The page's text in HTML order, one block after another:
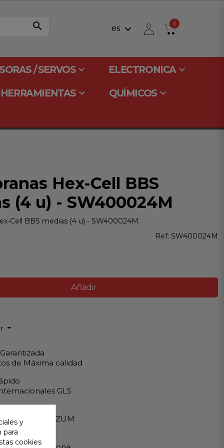
search es keyboard_arrow_down 0
/ SERVOSkeyboard_arrow_down ELECTRONICAkeyboard_arrow_down
HERRAMIENTAS keyboard_arrow_down QUÍMICOSkeyboard_arrow_down
Hex-Cell BBS
(4 u) - SW400024M
Cell BBS medias (4 u) - SW400024M
Ref: SW400024M
Añadir
de Máxima calidad
GLS
- PAYPAL - BIZUM
al cliente
y
para
cookies